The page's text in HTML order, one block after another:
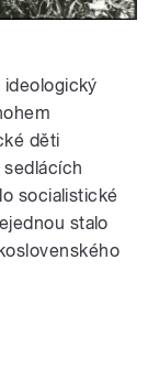
ideologický
děti
socialistické
stalo